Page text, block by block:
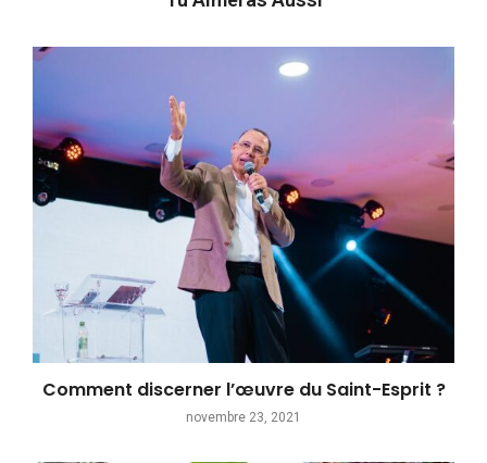
Comment discerner l’œuvre du Saint-Esprit ?
novembre 23, 2021